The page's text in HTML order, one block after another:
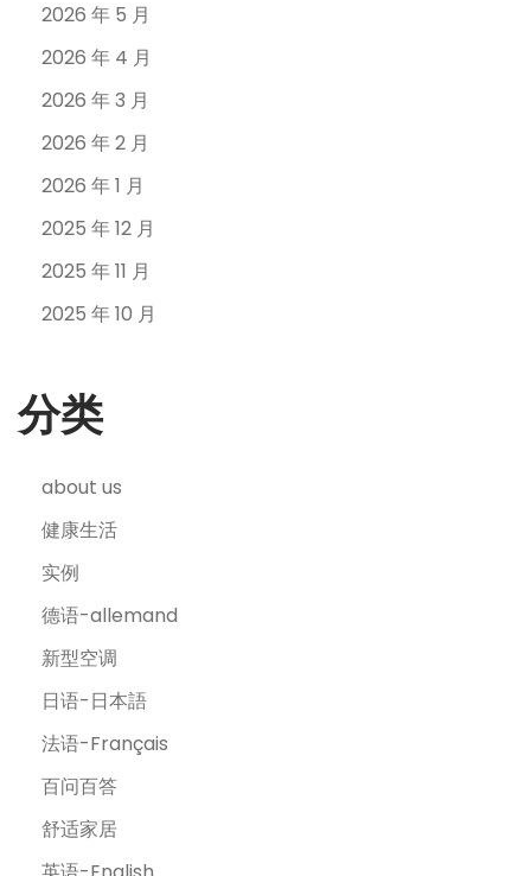
2026 年 5 月
2026 年 4 月
2026 年 3 月
2026 年 2 月
2026 年 1 月
2025 年 12 月
2025 年 11 月
2025 年 10 月
分类
about us
健康生活
实例
德语-allemand
新型空调
日语-日本語
法语-Français
百问百答
舒适家居